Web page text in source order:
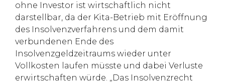
ohne Investor ist wirtschaftlich nicht
darstellbar, da der Kita-Betrieb mit Eröffnung
des Insolvenzverfahrens und dem damit
verbundenen Ende des
Insolvenzgeldzeitraums wieder unter
Vollkosten laufen müsste und dabei Verluste
erwirtschaften würde. „Das Insolvenzrecht